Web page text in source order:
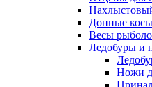
Донные
Весы
Ледобуры и
Ножи